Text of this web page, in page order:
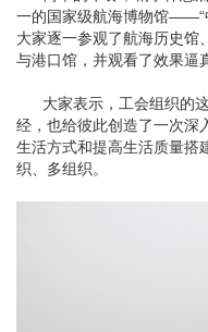
一的国家级航海博物馆——“
大家逐一参观了航海历史馆
与港口馆，并观看了效果逼
大家表示，工会组织的这
经，也给彼此创造了一次深
生活方式和提高生活质量搭
织、多组织。